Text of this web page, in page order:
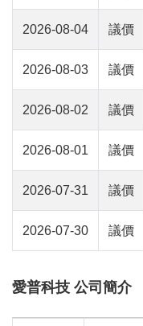
2026-08-04 議價
2026-08-03 議價
2026-08-02 議價
2026-08-01 議價
2026-07-31 議價
2026-07-30 議價
愛普科技 公司簡介